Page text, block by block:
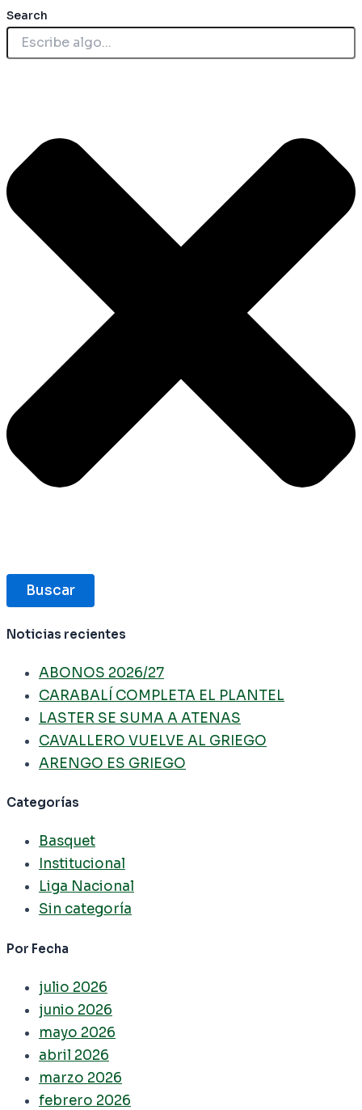
Search
Buscar
Noticias recientes
ABONOS 2026/27
CARABALÍ COMPLETA EL PLANTEL
LASTER SE SUMA A ATENAS
CAVALLERO VUELVE AL GRIEGO
ARENGO ES GRIEGO
Categorías
Basquet
Institucional
Liga Nacional
Sin categoría
Por Fecha
julio 2026
junio 2026
mayo 2026
abril 2026
marzo 2026
febrero 2026